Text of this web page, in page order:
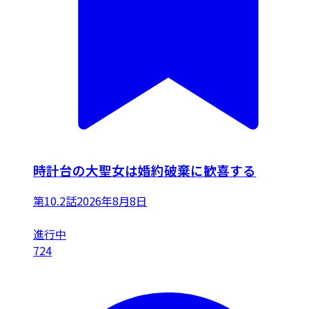
時計台の大聖女は婚約破棄に歓喜する
第10.2話2026年8月8日
進行中
724